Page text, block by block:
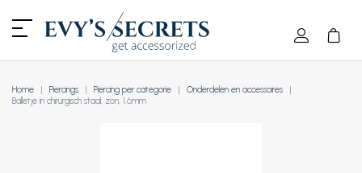
Home Piercings Piercing per categorie
Onderdelen en accessoires
Balletje in chirurgisch staal, zon, 1.6mm